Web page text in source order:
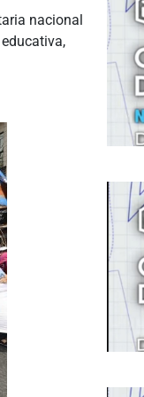
nacional